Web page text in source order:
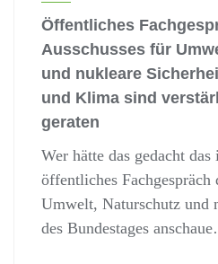
Öffentliches
Ausschusses für
und nukleare
und Klima sind
geraten
Wer hätte das gedacht
öffentliches Fachgespräch
Umwelt, Naturschutz und
des Bundestages